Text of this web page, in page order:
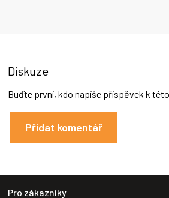
Diskuze
Buďte první, kdo napíše příspěvek k
Přidat komentář
Pro zákazníky